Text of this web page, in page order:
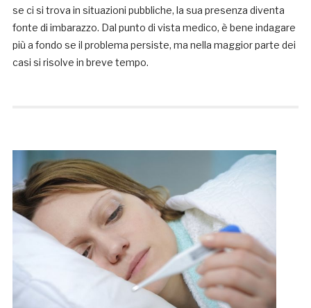
se ci si trova in situazioni pubbliche, la sua presenza diventa
fonte di imbarazzo. Dal punto di vista medico, è bene indagare
più a fondo se il problema persiste, ma nella maggior parte dei
casi si risolve in breve tempo.